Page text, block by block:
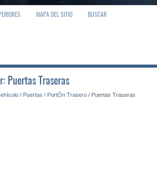
MAPA DEL SITIO BUSCAR
Puertas Traseras
/ Puertas / PortÓn Trasero / Puertas Traseras